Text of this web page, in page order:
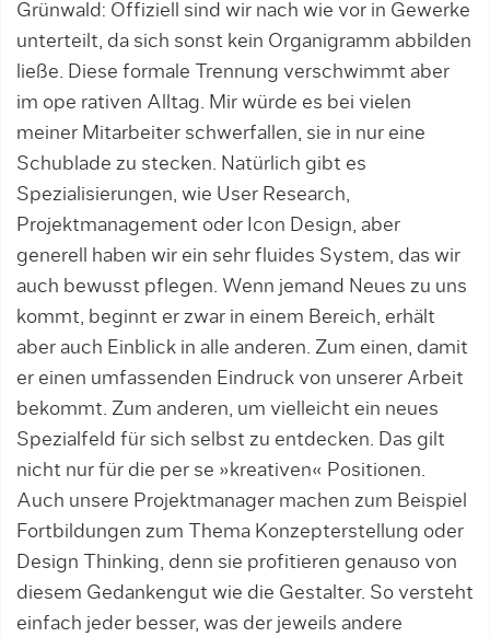
Grünwald: Offiziell sind wir nach wie vor in Gewerke
unterteilt, da sich sonst kein Organigramm abbilden
ließe. Diese formale Trennung verschwimmt aber
im ope rativen Alltag. Mir würde es bei vielen
meiner Mitarbeiter schwerfallen, sie in nur eine
Schublade zu stecken. Natürlich gibt es
Spezialisierungen, wie User Research,
Projektmanagement oder Icon Design, aber
generell haben wir ein sehr fluides System, das wir
auch bewusst pflegen. Wenn jemand Neues zu uns
kommt, beginnt er zwar in einem Bereich, erhält
aber auch Einblick in alle anderen. Zum einen, damit
er einen umfassenden Eindruck von unserer Arbeit
bekommt. Zum anderen, um vielleicht ein neues
Spezialfeld für sich selbst zu entdecken. Das gilt
nicht nur für die per se »kreativen« Positionen.
Auch unsere Projektmanager machen zum Beispiel
Fortbildungen zum Thema Konzepterstellung oder
Design Thinking, denn sie profitieren genauso von
diesem Gedankengut wie die Gestalter. So versteht
einfach jeder besser, was der jeweils andere